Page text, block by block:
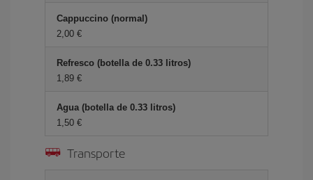
Cappuccino (normal)
2,00 €
Refresco (botella de 0.33 litros)
1,89 €
Agua (botella de 0.33 litros)
1,50 €
Transporte